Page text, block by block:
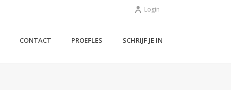
Login
CONTACT PROEFLES SCHRIJF JE IN